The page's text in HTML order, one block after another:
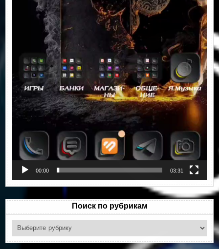
00:00 03:31
Поиск по рубрикам
Поиск
рубрикам